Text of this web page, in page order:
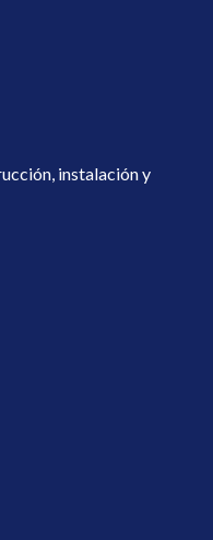
instalación y